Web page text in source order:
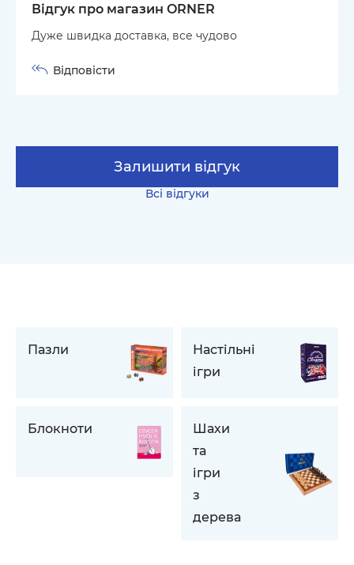
Відгук про магазин ORNER
Дуже швидка доставка, все чудово
Відповісти
Всі відгуки
Залишити відгук
Пазли
Настільні
ігри
Блокноти
Шахи
та
ігри
з
дерева